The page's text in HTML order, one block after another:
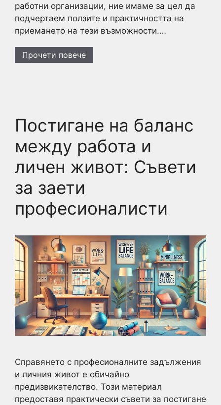
работни организации, ние имаме за цел да
подчертаем ползите и практичността на
приемането на тези възможности.…
Прочети повече
Постигане на баланс
между работа и
личен живот: Съвети
за заети
професионалисти
Справянето с професионалните задължения
и личния живот е обичайно
предизвикателство. Този материал
предоставя практически съвети за постигане